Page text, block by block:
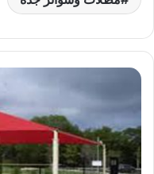
e
b
o
o
k
er
l
e
n